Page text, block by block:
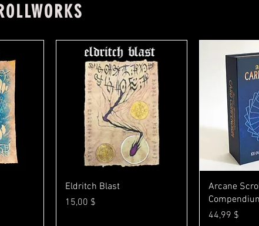
Γρήγορη προβολή
Eldritch Blast
Τιμή
15,00 $
Arcane
Τιμή
44,99 $